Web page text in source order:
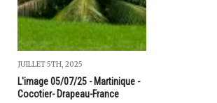
JUILLET 5TH, 2025
L'image 05/07/25 - Martinique -
Cocotier- Drapeau-France